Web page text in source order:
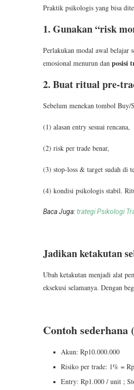
Praktik psikologis yang bisa
1. Gunakan “risk
Perlakukan modal awal belajar
emosional menurun dan posisi
2. Buat ritual pre-
Sebelum menekan tombol
(1) alasan entry sesuai rencana,
(2) risk per trade benar,
(3) stop-loss & target sudah di
(4) kondisi psikologis stabil.
Baca Juga:trategi Psikologi
Jadikan ketakutan
Ubah ketakutan menjadi alat
eksekusi selamanya. Dengan
Contoh
Akun: Rp10.000.000
Risiko per trade: 1% =
Entry: Rp1.000 / unit ;